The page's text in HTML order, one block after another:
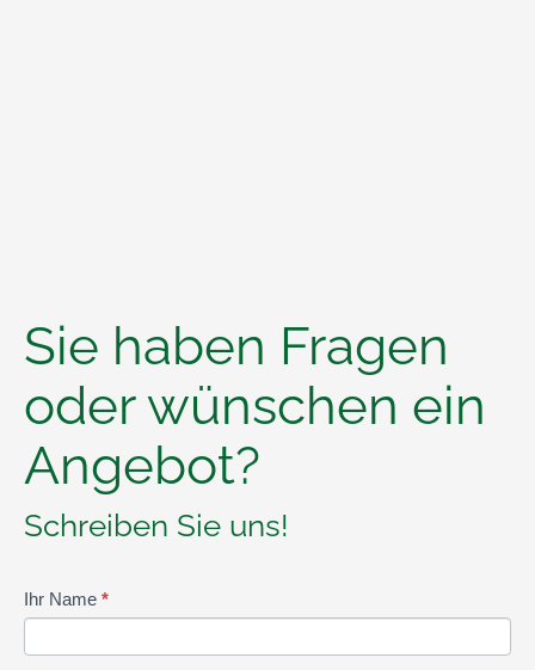
Sie haben Fragen
oder wünschen ein
Angebot?
Schreiben Sie uns!
Kontaktformular
Ihr Name *